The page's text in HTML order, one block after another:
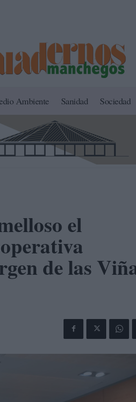
Ambiente Sanidad Sociedad
el
de las